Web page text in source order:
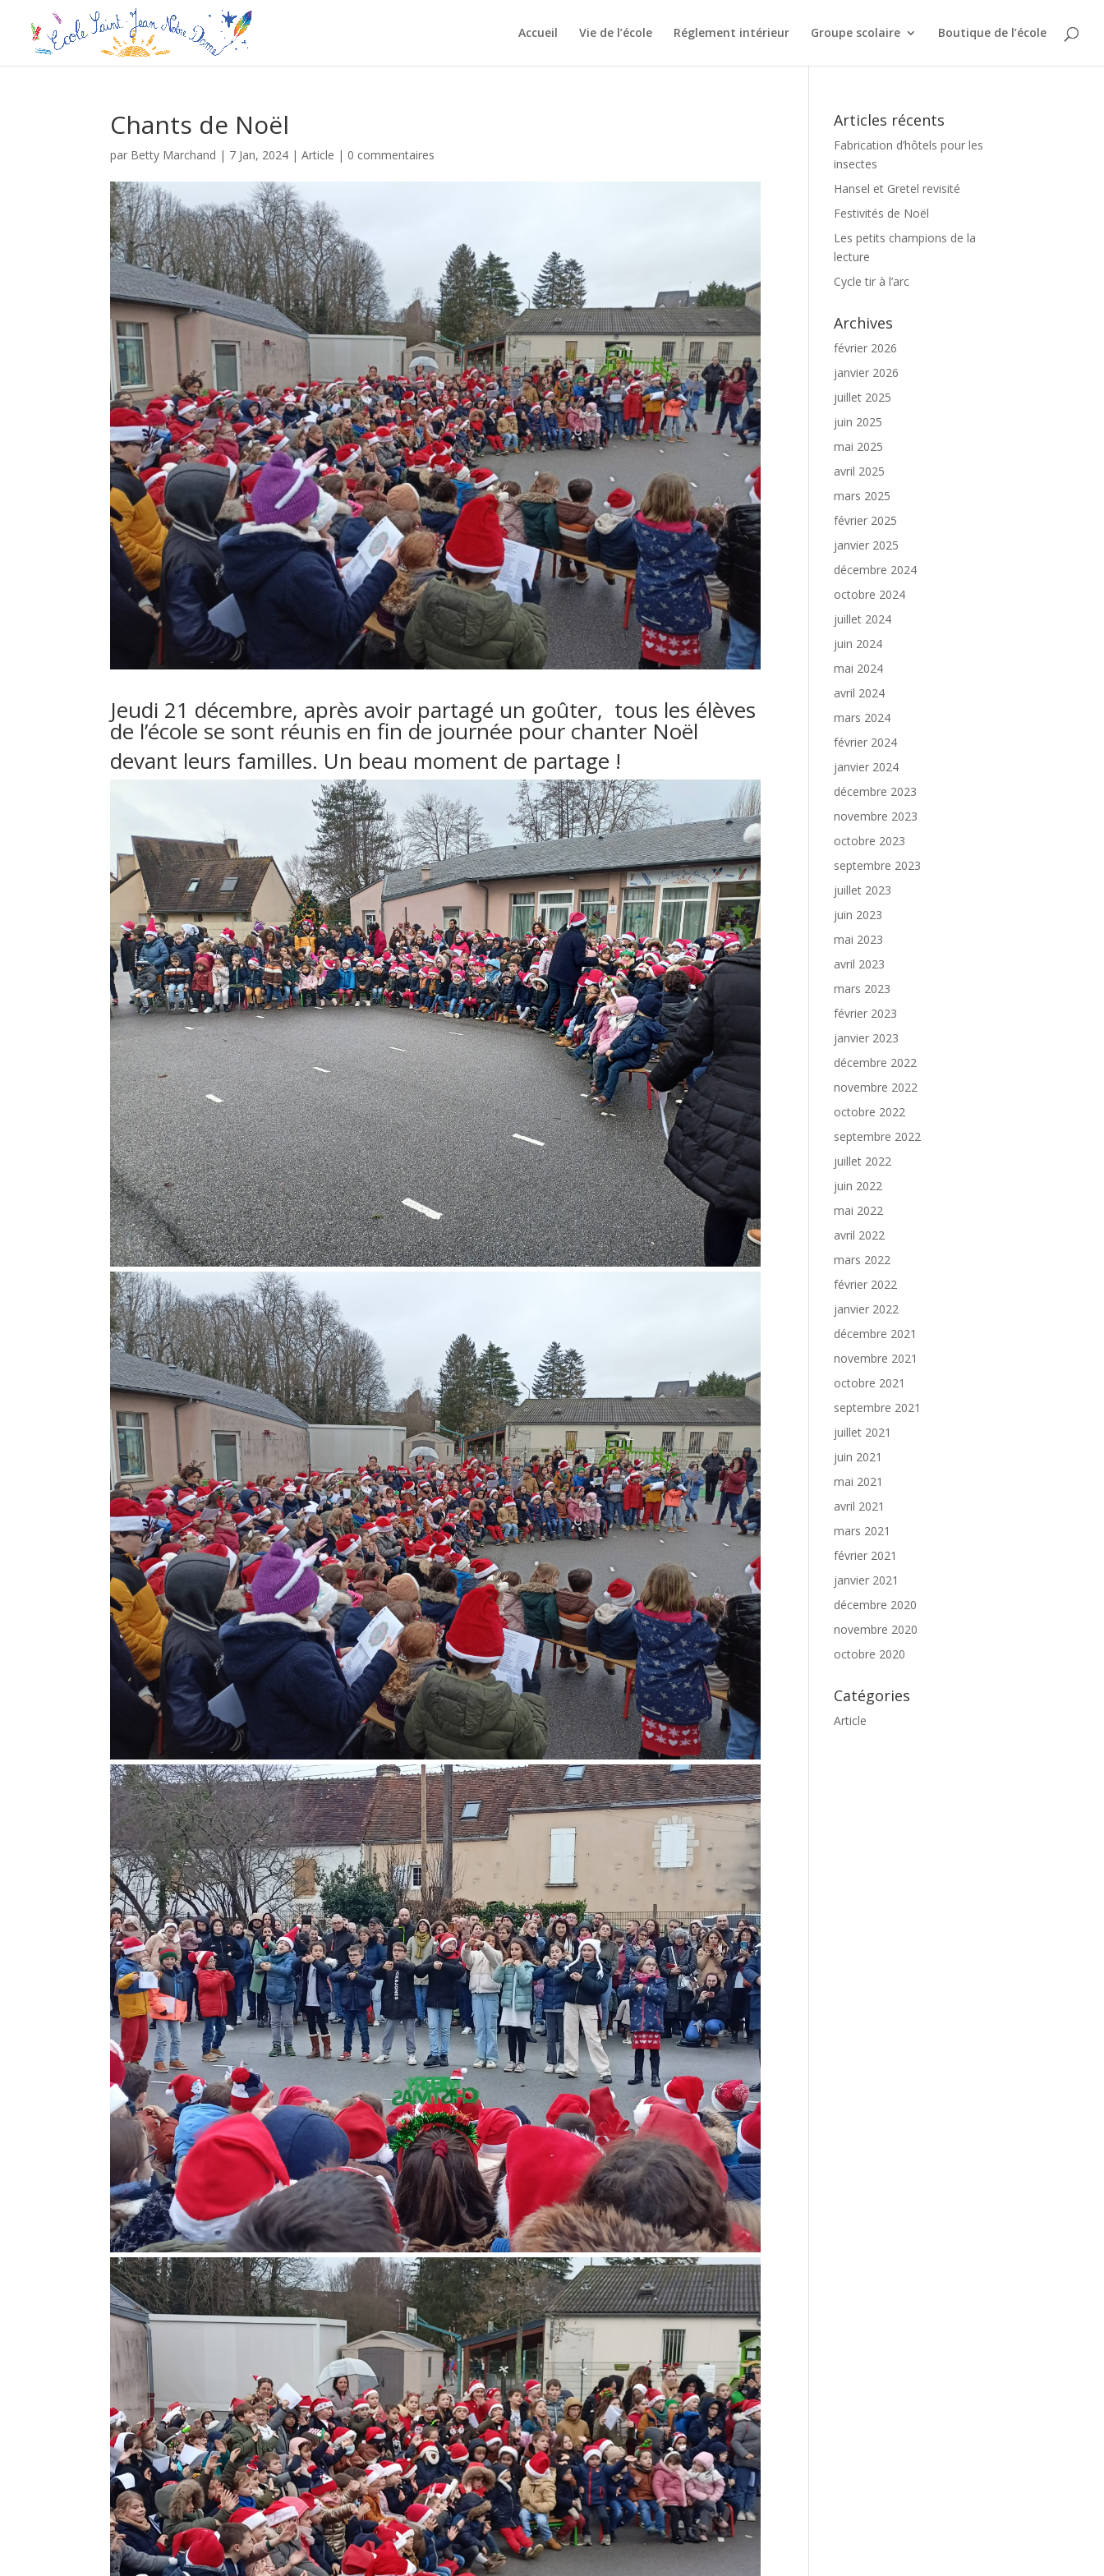
Accueil Vie de l’école Réglement intérieur Groupe scolaire Boutique de l’école
Chants de Noël
par Betty Marchand | 7 Jan, 2024 |Article | 0 commentaires
Jeudi 21 décembre, après avoir partagé un goûter, tous les élèves
de l’école se sont réunis en fin de journée pour chanter Noël
devant leurs familles. Un beau moment de partage !
Articles récents
Fabrication d’hôtels pour les
insectes
Hansel et Gretel revisité
Festivités de Noël
Les petits champions de la
lecture
Cycle tir à l’arc
Archives
février 2026
janvier 2026
juillet 2025
juin 2025
mai 2025
avril 2025
mars 2025
février 2025
janvier 2025
décembre 2024
octobre 2024
juillet 2024
juin 2024
mai 2024
avril 2024
mars 2024
février 2024
janvier 2024
décembre 2023
novembre 2023
octobre 2023
septembre 2023
juillet 2023
juin 2023
mai 2023
avril 2023
mars 2023
février 2023
janvier 2023
décembre 2022
novembre 2022
octobre 2022
septembre 2022
juillet 2022
juin 2022
mai 2022
avril 2022
mars 2022
février 2022
janvier 2022
décembre 2021
novembre 2021
octobre 2021
septembre 2021
juillet 2021
juin 2021
mai 2021
avril 2021
mars 2021
février 2021
janvier 2021
décembre 2020
novembre 2020
octobre 2020
Catégories
Article